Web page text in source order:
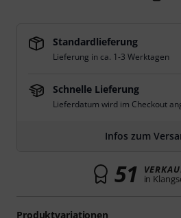
Produktvariationen
Standardlieferung
Lieferung in ca. 1-3 Werktagen
Schnelle Lieferung
Lieferdatum wird im Checkout
Infos zum
51 in